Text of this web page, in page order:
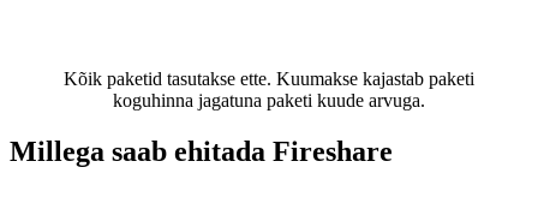
Kõik paketid tasutakse ette. Kuumakse kajastab paketi
koguhinna jagatuna paketi kuude arvuga.
Millega saab ehitada Fireshare